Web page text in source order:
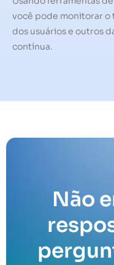
você pode monitorar
dos usuários e outros
contínua.
Não